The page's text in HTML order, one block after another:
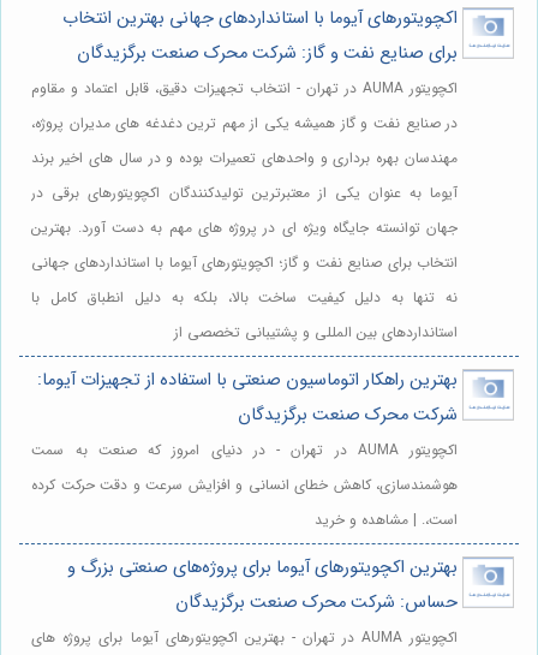
اکچویتورهای آیوما با استانداردهای جهانی بهترین انتخاب
برای صنایع نفت و گاز: شرکت محرک صنعت برگزیدگان
اکچویتور AUMA در تهران - انتخاب تجهیزات دقیق، قابل اعتماد و مقاوم
در صنایع نفت و گاز همیشه یکی از مهم ترین دغدغه های مدیران پروژه،
مهندسان بهره برداری و واحدهای تعمیرات بوده و در سال های اخیر برند
آیوما به عنوان یکی از معتبرترین تولیدکنندگان اکچویتورهای برقی در
جهان توانسته جایگاه ویژه ای در پروژه های مهم به دست آورد. بهترین
انتخاب برای صنایع نفت و گاز؛ اکچویتورهای آیوما با استانداردهای جهانی
نه تنها به دلیل کیفیت ساخت بالا، بلکه به دلیل انطباق کامل با
استانداردهای بین المللی و پشتیبانی تخصصی از
بهترین راهکار اتوماسیون صنعتی با استفاده از تجهیزات آیوما:
شرکت محرک صنعت برگزیدگان
اکچویتور AUMA در تهران - در دنیای امروز که صنعت به سمت
هوشمندسازی، کاهش خطای انسانی و افزایش سرعت و دقت حرکت کرده
است،. | مشاهده و خرید
بهترین اکچویتورهای آیوما برای پروژه‌های صنعتی بزرگ و
حساس: شرکت محرک صنعت برگزیدگان
اکچویتور AUMA در تهران - بهترین اکچویتورهای آیوما برای پروژه های